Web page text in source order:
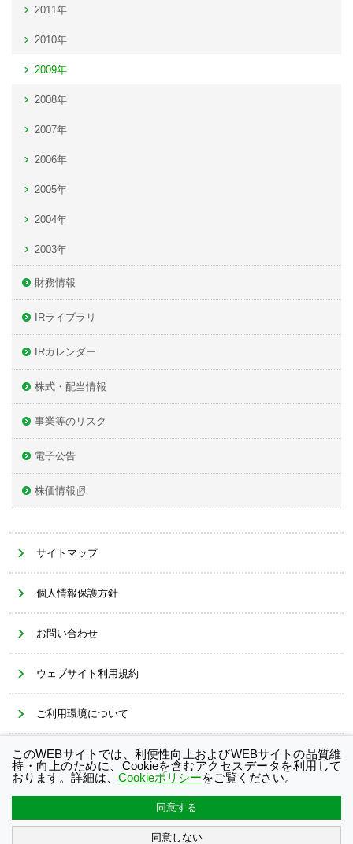
2011年
2010年
2009年
2008年
2007年
2006年
2005年
2004年
2003年
財務情報
IRライブラリ
IRカレンダー
株式・配当情報
事業等のリスク
電子公告
株価情報
サイトマップ
個人情報保護方針
お問い合わせ
ウェブサイト利用規約
ご利用環境について
Cookieポリシー
Copyright© OKAYA & CO., LTD.All Rights Reserved.
このWEBサイトでは、利便性向上およびWEBサイトの品質維
持・向上のために、Cookieを含むアクセスデータを利用して
おります。詳細は、 Cookieポリシーをご覧ください。
同意する
同意しない